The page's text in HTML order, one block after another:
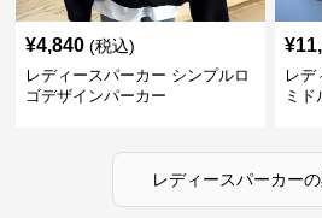
¥4,840 (税込)
レディースパーカー シンプルロ
ゴデザインパーカー
¥
レデ
ミ
レディースパーカーの